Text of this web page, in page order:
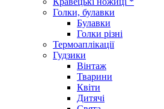
Голки, булавки
Булавки
Голки різні
Термоаплікації
Гудзики
Вінтаж
Тварини
Квіти
Дитячі